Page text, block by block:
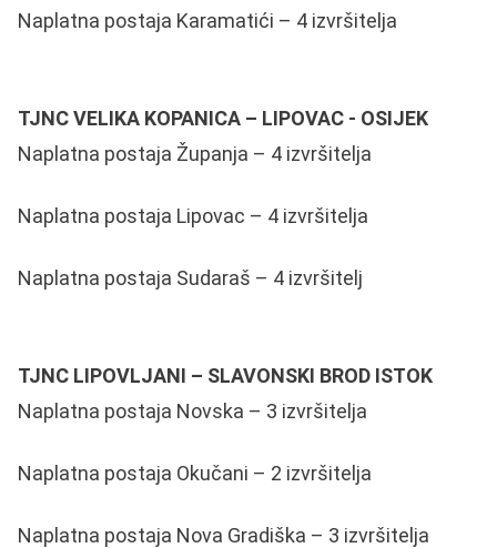
Naplatna postaja Karamatići – 4 izvršitelja
TJNC VELIKA KOPANICA – LIPOVAC - OSIJEK
Naplatna postaja Županja – 4 izvršitelja
Naplatna postaja Lipovac – 4 izvršitelja
Naplatna postaja Sudaraš – 4 izvršitelj
TJNC LIPOVLJANI – SLAVONSKI BROD ISTOK
Naplatna postaja Novska – 3 izvršitelja
Naplatna postaja Okučani – 2 izvršitelja
Naplatna postaja Nova Gradiška – 3 izvršitelja